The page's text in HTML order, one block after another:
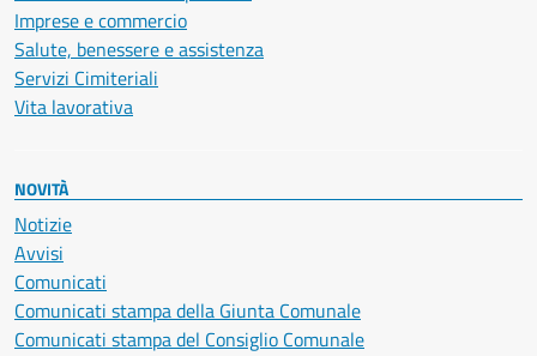
Imprese e commercio
Salute, benessere e assistenza
Servizi Cimiteriali
Vita lavorativa
NOVITÀ
Notizie
Avvisi
Comunicati
Comunicati stampa della Giunta Comunale
Comunicati stampa del Consiglio Comunale